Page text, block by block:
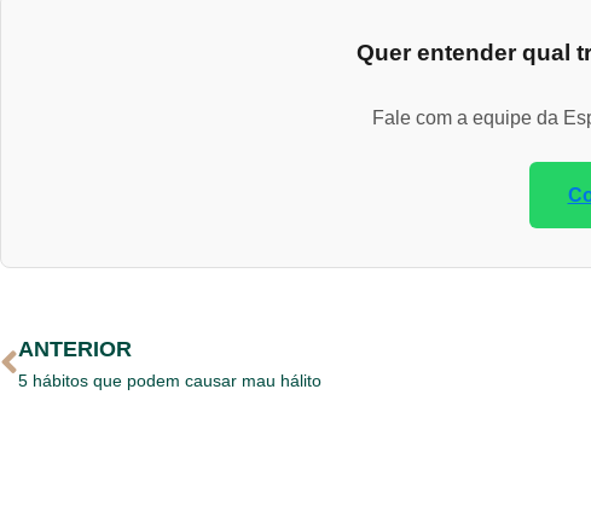
Quer entender qual
Fale com a equipe da
ANTERIOR
5 hábitos que podem causar mau hálito